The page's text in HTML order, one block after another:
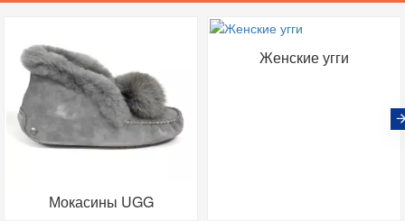
Мокасины UGG
Женские угги